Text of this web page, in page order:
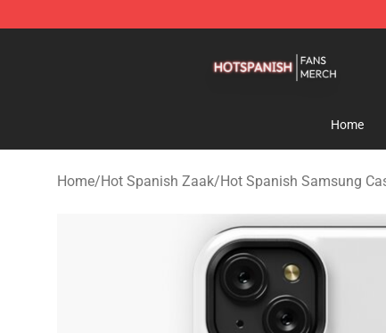
Home
Home/Hot Spanish Zaak/Hot Spanish Samsung